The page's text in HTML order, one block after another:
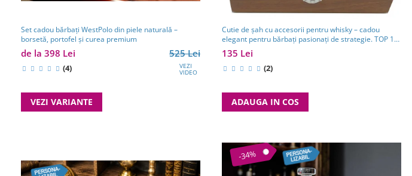
Set cadou bărbați WestPolo din piele naturală –
borsetă, portofel și curea premium
525 Lei
de la 398 Lei
(4) VEZI
VIDEO
VEZI VARIANTE
Cutie de șah cu accesorii pentru whisky – cadou
elegant pentru bărbați pasionați de strategie. TOP 10
Cadouri Barbati
135 Lei
(2)
ADAUGA IN COS
-34%